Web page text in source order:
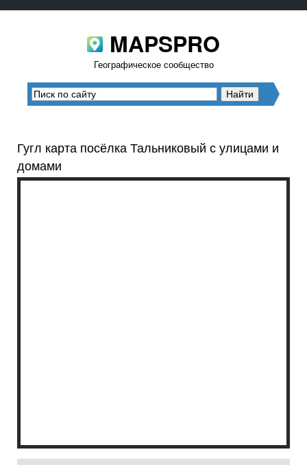
MAPSPRO
Географическое сообщество
Гугл карта посёлка Тальниковый с улицами и
домами